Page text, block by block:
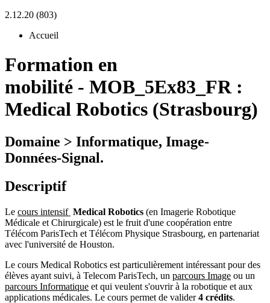
2.12.20 (803)
Accueil
Formation en
mobilité - MOB_5Ex83_FR :
Medical Robotics (Strasbourg)
Domaine > Informatique, Image-
Données-Signal.
Descriptif
Le cours intensif Medical Robotics (en Imagerie Robotique
Médicale et Chirurgicale) est le fruit d'une coopération entre
Télécom ParisTech et Télécom Physique Strasbourg, en partenariat
avec l'université de Houston.
Le cours Medical Robotics est particulièrement intéressant pour des
élèves ayant suivi, à Telecom ParisTech, un parcours Image ou un
parcours Informatique et qui veulent s'ouvrir à la robotique et aux
applications médicales. Le cours permet de valider4 crédits.